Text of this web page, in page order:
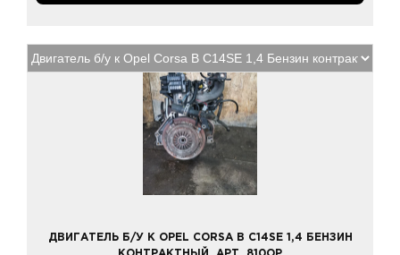
ДВИГАТЕЛЬ Б/У К OPEL CORSA B C14SE 1,4 БЕНЗИН